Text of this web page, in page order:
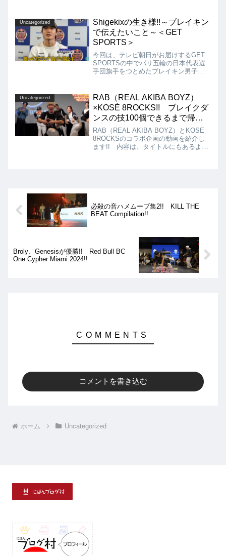
が塞がりません。。笑
Uncategorized
Shigekixの生き様!!～ブレイキン
で伝えたいこと～＜GET
SPORTS＞
今回は、テレビ朝日がお届けするGET
SPORTSの中でパリ五輪の日本代表選
手団旗手をつとめたブレイキン男子
World Final TOKYO 2025までの歩みに
密着取材している動画を紹介します!!
Uncategorized
RAB（REAL AKIBA BOYZ）
×KOSÉ 8ROCKS!! ブレイクダ
ンスの技100個できるまで帰れ
ません!!
RAB（REAL AKIBA BOYZ）とKOSÉ
8ROCKSのコラボ企画の動画を紹介し
ます!! 内容は、タイトルにもあるよう
必殺の音ハメムーブ集2!! KILL THE
BEAT Compilation!!
Broly、Genesisが優勝!! Red Bull BC
One Cypher Miami 2024!!
コメントを書き込む
ホーム Uncategorized